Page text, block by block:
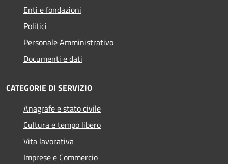
Enti e fondazioni
Politici
Personale Amministrativo
Documenti e dati
CATEGORIE DI SERVIZIO
Anagrafe e stato civile
Cultura e tempo libero
Vita lavorativa
Imprese e Commercio